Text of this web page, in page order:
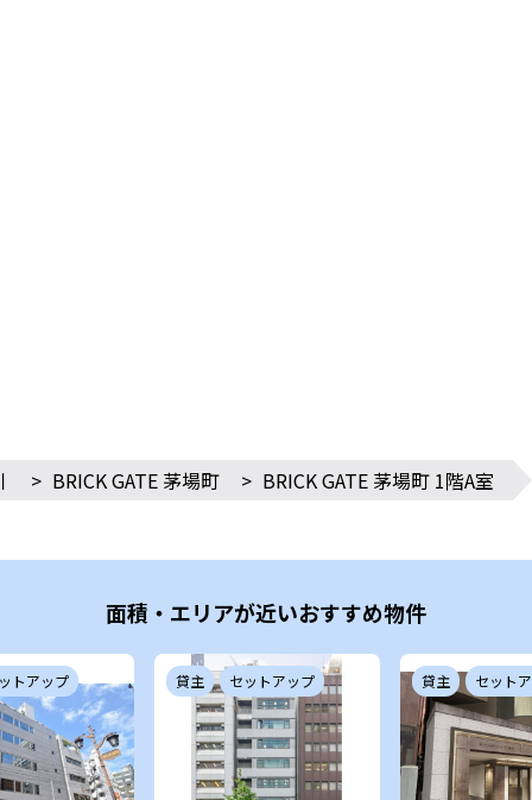
> BRICK GATE 茅場町 > BRICK GATE 茅場町 1階A室
面積・エリアが近いおすすめ物件
トアップ 貸主 セットアップ 貸主 セット